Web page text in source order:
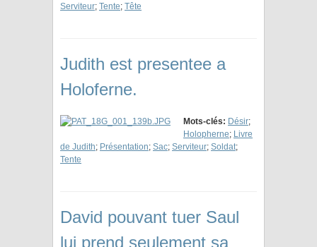
Serviteur; Tente; Tête
Judith est presentee a
Holoferne.
Mots-clés: Désir;
Holopherne; Livre
de Judith; Présentation; Sac; Serviteur; Soldat;
Tente
David pouvant tuer Saul
lui prend seulement sa